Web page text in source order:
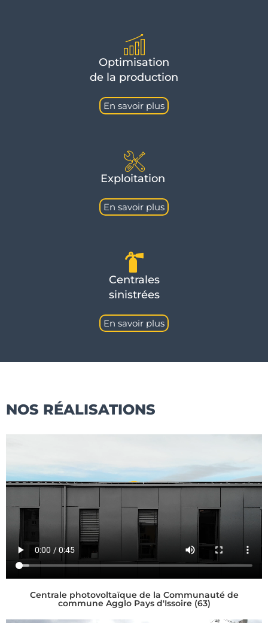
Optimisation
de la production
En savoir plus
Exploitation
En savoir plus
Centrales
sinistrées
En savoir plus
NOS RÉALISATIONS
Centrale photovoltaïque de la Communauté de
commune Agglo Pays d'Issoire (63)